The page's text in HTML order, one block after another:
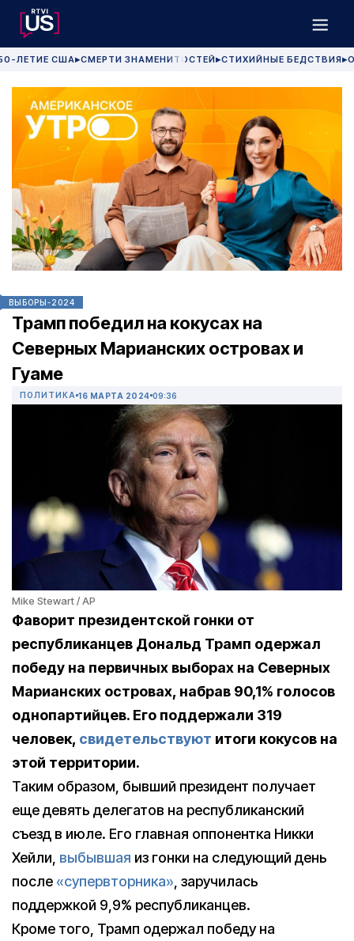
ЛЕТИЕ США▶СМЕРТИ ЗНАМЕНИТОСТЕЙ▶СТИХИЙНЫЕ БЕДСТВИЯ▶
ВЫБОРЫ-2024
Трамп победил на кокусах на
Северных Марианских островах и
Гуаме
ПОЛИТИКА 16 МАРТА 2024 09:36
Mike Stewart / AP
Фаворит президентской гонки от
республиканцев Дональд Трамп одержал
победу на первичных выборах на Северных
Марианских островах, набрав 90,1% голосов
однопартийцев. Его поддержали 319
человек, свидетельствуют итоги кокусов на
этой территории.
Таким образом, бывший президент получает
еще девять делегатов на республиканский
съезд в июле. Его главная оппонентка Никки
Хейли, выбывшая из гонки на следующий день
после «супервторника», заручилась
поддержкой 9,9% республиканцев.
Кроме того, Трамп одержал победу на